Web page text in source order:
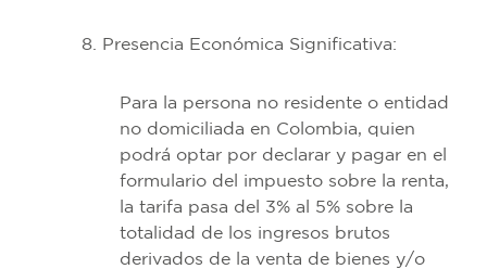
8. Presencia Económica Significativa:
Para la persona no residente o entidad
no domiciliada en Colombia, quien
podrá optar por declarar y pagar en el
formulario del impuesto sobre la renta,
la tarifa pasa del 3% al 5% sobre la
totalidad de los ingresos brutos
derivados de la venta de bienes y/o